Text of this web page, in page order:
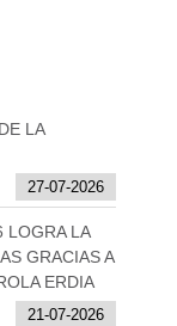
LA
27-07-2026
LOGRA LA
GRACIAS A
ERDIA
21-07-2026